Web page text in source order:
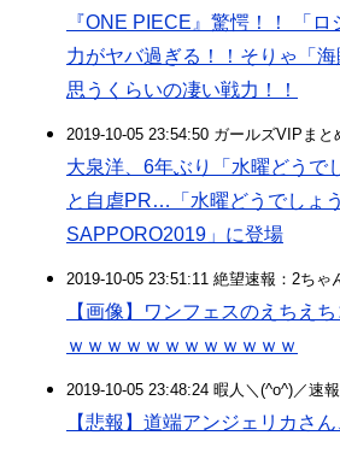
『ONE PIECE』驚愕！！ 「
力がヤバ過ぎる！！そりゃ「
思うくらいの凄い戦力！！
2019-10-05 23:54:50 ガールズVIPまと
大泉洋、6年ぶり「水曜どうで
と自虐PR…「水曜どうでしょ
SAPPORO2019」に登場
2019-10-05 23:51:11 絶望速報：2ちゃ
【画像】ワンフェスのえちえ
ｗｗｗｗｗｗｗｗｗｗｗｗ
2019-10-05 23:48:24 暇人＼(^o^)／速報
【悲報】道端アンジェリカさん